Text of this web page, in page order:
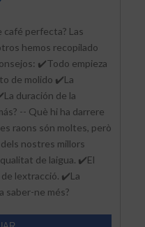
café perfecta? Las
hemos recopilado
✔️Todo empieza
de molido ✔️La
duración de la
-- Què hi ha darrere
raons són moltes, però
nostres millors
de laigua. ✔️El
lextracció. ✔️La
saber-ne més?